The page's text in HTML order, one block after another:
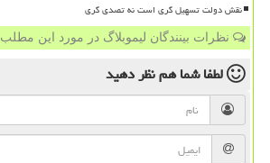
نقش دولت تسهیل گری است نه تصدی گری
نظرات بینندگان لیموبلاگ در مورد این مطلب
لطفا شما همنظر دهید